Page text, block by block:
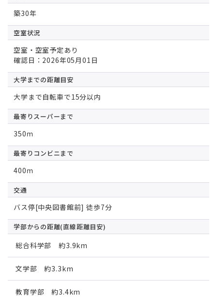
築30年
空室状況
空室・空室予定あり
確認日：2026年05月01日
大学までの距離目安
大学まで自転車で15分以内
最寄りスーパーまで
350ｍ
最寄りコンビニまで
400ｍ
交通
バス停[中央図書館前] 徒歩7分
学部からの距離(直線距離目安)
総合科学部 約3.9km
文学部 約3.3km
教育学部 約3.4km